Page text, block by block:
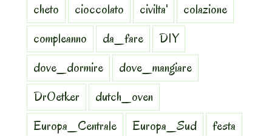
cheto
cioccolato civilta'
colazione
compleanno
da_fare
DIY
dove_dormire
dove_mangiare
DrOetker
dutch_oven
Europa_Centrale
Europa_Sud
festa